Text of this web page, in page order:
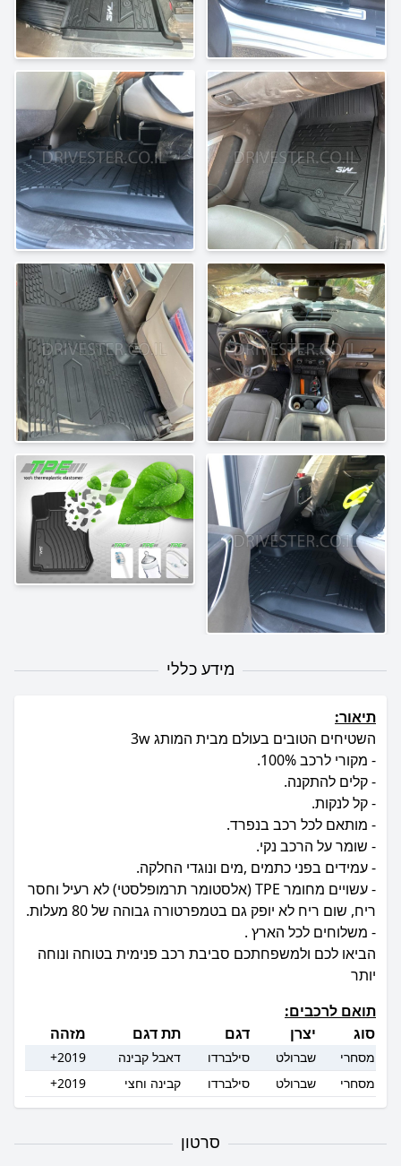
מידע כללי
תיאור:
- עשויים מחומר TPE (אלסטומר תרמופלסטי) לא רעיל וחסר
הביאו לכם ולמשפחתכם סביבת רכב פנימית בטוחה ונוחה
יותר
תואם לרכבים:
סוג
יצרן דגם תת דגם מזהה
מסחרי שברולט סילברדו דאבל קבינה
2019+
מסחרי
שברולט סילברדו קבינה וחצי 2019+
סרטון